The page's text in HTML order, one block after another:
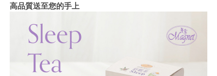
高品質送至您的手上